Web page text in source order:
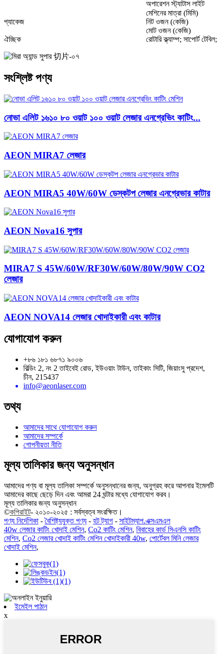
অপারেশন স্ট্যাটাস লাইট
প্যাকেজ
মেশিনের মাত্রা (মিমি)
নিট ওজন (কেজি)
মোট ওজন (কেজি)
ঐচ্ছিক
রোটারি ক্ল্যাম্প; সাপোর্ট
সংশ্লিষ্ট পণ্য
নোভা এলিট ১৬১০ ৮০ ওয়াট ১০০ ওয়াট লেজার এনগ্রেভিং কাটিং...
AEON MIRA7 লেজার
AEON MIRA5 40W/60W ডেস্কটপ লেজার এনগ্রেভার কাটার
AEON Nova16 সুপার
MIRA7 S 45W/60W/RF30W/60W/80W/90W CO2
লেজার
AEON NOVA14 লেজার খোদাইকারী এবং কাটার
যোগাযোগ করুন
+৮৬ ১৮১ ৬৮৭১ ৯০০৬
বিল্ডিং 2, নং 2 তাইবেই রোড, ইউওয়াং টাউন, তাইকাং সিটি, জিয়াংসু প্রদেশ,
চীন, 215437
info@aeonlaser.com
তথ্য
আমাদের সাথে যোগাযোগ করুন
আমাদের সম্পর্কে
গোপনীয়তা নীতি
মূল্য তালিকার জন্য অনুসন্ধান
আমাদের পণ্য বা মূল্য তালিকা সম্পর্কে অনুসন্ধানের জন্য, অনুগ্রহ করে আপনার ইমেলটি
আমাদের কাছে ছেড়ে দিন এবং আমরা 24 ঘন্টার মধ্যে যোগাযোগ করব।
মূল্য তালিকার জন্য অনুসন্ধান
©কপিরাইট- ২০১০-২০২৫ : সর্বস্বত্ব সংরক্ষিত।
পণ্য নির্দেশিকা -বৈশিষ্ট্যযুক্ত পণ্য - হট ট্যাগ - সাইটম্যাপ.এক্সএমএল
40w লেজার কাটিং খোদাই মেশিন, Co2 কাটিং মেশিন, বিবাহের কার্ড সিএনসি কাটিং
মেশিন, Co2 লেজার খোদাই কাটিং মেশিন খোদাইকারী 40w, পোর্টেবল মিনি লেজার
খোদাই মেশিন,
ইমেইল পাঠান
x